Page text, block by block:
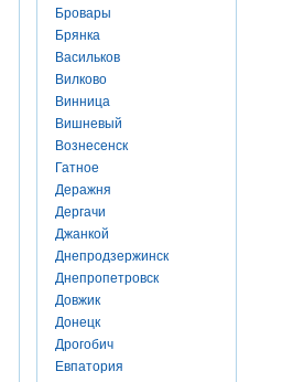
Бровары
Брянка
Васильков
Вилково
Винница
Вишневый
Вознесенск
Гатное
Деражня
Дергачи
Джанкой
Днепродзержинск
Днепропетровск
Довжик
Донецк
Дрогобич
Евпатория